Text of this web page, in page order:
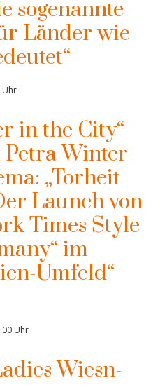
sogenannte
Länder wie
Uhr
in the City“
Winter
„Torheit
Launch von
Times Style
im
Umfeld“
Uhr
Wiesn-